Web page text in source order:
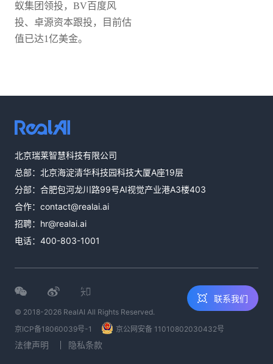
蚁集团领投，BV百度风
投、卓源资本跟投，目前估
值已达1亿美金。
北京瑞莱智慧科技有限公司
总部：北京海淀清华科技园科技大厦A座19层
分部：合肥包河龙川路99号AI视觉产业港A3楼403
合作： contact@realai.ai
招聘： hr@realai.ai
电话： 400-803-1001
© 2018-2026 RealAI All Rights Reserved.
京ICP备18060039号-1
京公网安备 11010802030432号
法律声明 隐私条款
联系我们
邮件咨询
contact@realai.ai